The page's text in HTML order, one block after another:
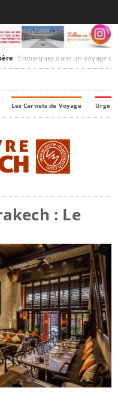
Embarquez dans un voyage culturel dans le temps, à la
Les Carnets de Voyage
: Le